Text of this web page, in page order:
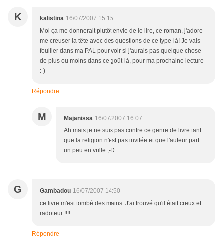
K kalistina 16/07/2007 15:15
Moi ça me donnerait plutôt envie de le lire, ce roman, j'adore
me creuser la tête avec des questions de ce type-là! Je vais
fouiller dans ma PAL pour voir si j'aurais pas quelque chose
de plus ou moins dans ce goût-là, pour ma prochaine lecture
:-)
Répondre
M Majanissa 16/07/2007 16:07
Ah mais je ne suis pas contre ce genre de livre tant
que la religion n'est pas invitée et que l'auteur part
un peu en vrille ;-D
G Gambadou 16/07/2007 14:50
ce livre m'est tombé des mains. J'ai trouvé qu'il était creux et
radoteur !!!!
Répondre